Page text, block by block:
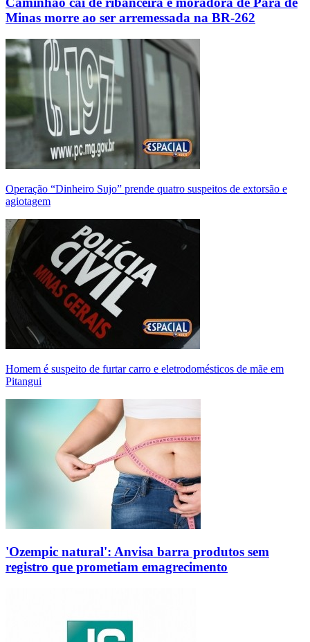
Minas morre ao ser arremessada na BR-262
Operação “Dinheiro Sujo” prende quatro suspeitos de extorsão e
agiotagem
Homem é suspeito de furtar carro e eletrodomésticos de mãe em
Pitangui
'Ozempic natural': Anvisa barra produtos sem
registro que prometiam emagrecimento